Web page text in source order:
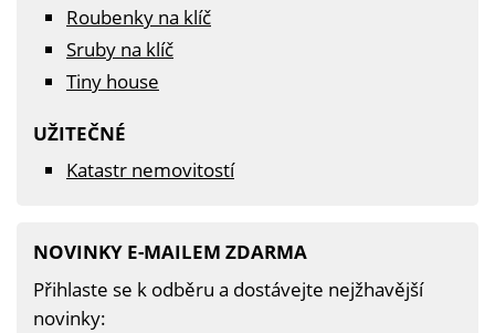
Roubenky na klíč
Sruby na klíč
Tiny house
UŽITEČNÉ
Katastr nemovitostí
NOVINKY E-MAILEM ZDARMA
Přihlaste se k odběru a dostávejte nejžhavější
novinky: